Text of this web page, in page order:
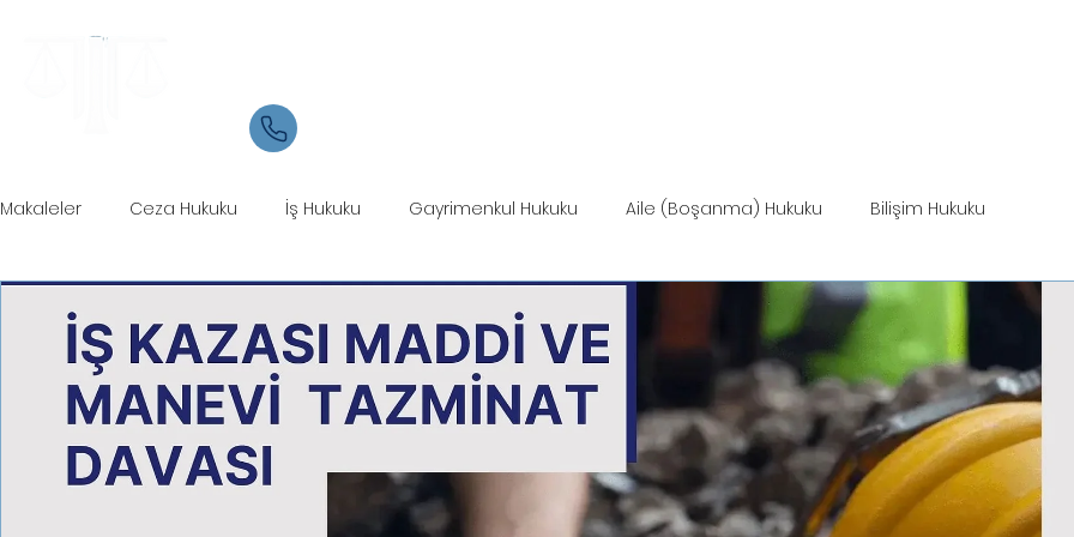
05534084721
Makaleler Ceza Hukuku İş Hukuku Gayrimenkul Hukuku Aile (Boşanma) Hukuku Bilişim Hukuku